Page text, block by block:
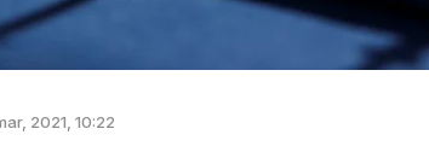
2021, 10:22